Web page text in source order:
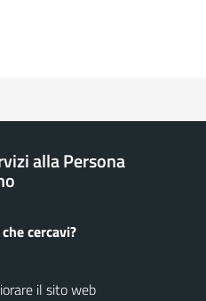
alla Persona
cercavi?
il sito web